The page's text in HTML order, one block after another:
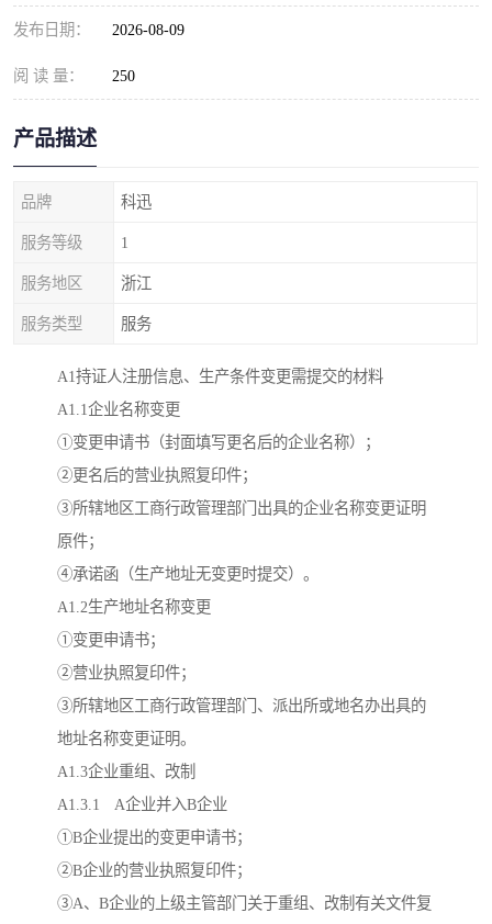
发布日期： 2026-08-09
阅 读 量： 250
产品描述
品牌 科迅
服务等级 1
服务地区 浙江
服务类型 服务
A1持证人注册信息、生产条件变更需提交的材料
A1.1企业名称变更
①变更申请书（封面填写更名后的企业名称）；
②更名后的营业执照复印件；
③所辖地区工商行政管理部门出具的企业名称变更证明
原件；
④承诺函（生产地址无变更时提交）。
A1.2生产地址名称变更
①变更申请书；
②营业执照复印件；
③所辖地区工商行政管理部门、派出所或地名办出具的
地址名称变更证明。
A1.3企业重组、改制
A1.3.1 A企业并入B企业
①B企业提出的变更申请书；
②B企业的营业执照复印件；
③A、B企业的上级主管部门关于重组、改制有关文件复